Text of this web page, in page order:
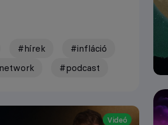
#hírek
#infláció
#podcast
Videó